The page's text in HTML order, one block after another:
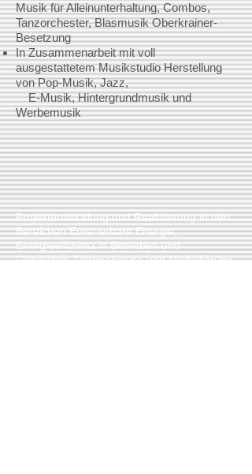
Musik für Alleinunterhaltung, Combos,
Tanzorchester, Blasmusik Oberkrainer-
Besetzung
In Zusammenarbeit mit voll
ausgestattetem Musikstudio Herstellung
von Pop-Musik, Jazz,
E-Musik,Hintergrundmusik und
Werbemusik
Projektentwicklung und Realisierung in den
Bereichen Erneuerbare Energie,
Energieeffizienz in Betrieben und
Gebäuden, Datenanalyse und Modellierung